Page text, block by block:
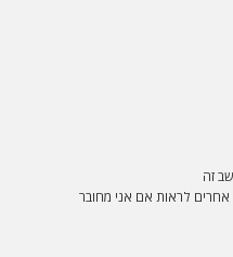
זה
לראות אם אני מחובר